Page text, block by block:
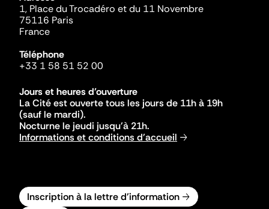
1, Place du Trocadéro et du 11 Novembre
75116 Paris
France
Téléphone
+33 1 58 51 52 00
Jours et heures d'ouverture
La Cité est ouverte tous les jours de 11h à 19h
(sauf le mardi).
Nocturne le jeudi jusqu'à 21h.
Informations et conditions d'accueil
Inscription à la lettre d'information